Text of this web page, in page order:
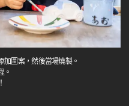
圖案，然後當場燒製。
。